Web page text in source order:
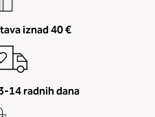
iznad 40 €
14 radnih dana
prsni obseg. Šiviljski
čez hrbet v višini
med prsmi. V razdelku 2.
prebrali, katera globina
ki ste ga določili s